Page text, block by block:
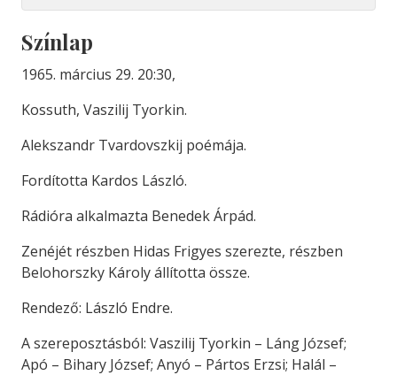
Színlap
1965. március 29. 20:30,
Kossuth, Vaszilij Tyorkin.
Alekszandr Tvardovszkij poémája.
Fordította Kardos László.
Rádióra alkalmazta Benedek Árpád.
Zenéjét részben Hidas Frigyes szerezte, részben
Belohorszky Károly állította össze.
Rendező: László Endre.
A szereposztásból: Vaszilij Tyorkin – Láng József;
Apó – Bihary József; Anyó – Pártos Erzsi; Halál –